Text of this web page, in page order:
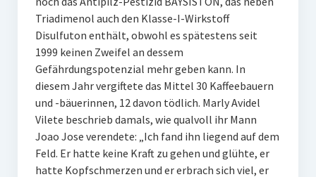
Triadimenol auch den Klasse-I-Wirkstoff
Disulfuton enthält, obwohl es spätestens seit
1999 keinen Zweifel an dessem
Gefährdungspotenzial mehr geben kann. In
diesem Jahr vergiftete das Mittel 30 Kaffeebauern
und -bäuerinnen, 12 davon tödlich. Marly Avidel
Vilete beschrieb damals, wie qualvoll ihr Mann
Joao Jose verendete: „Ich fand ihn liegend auf dem
Feld. Er hatte keine Kraft zu gehen und glühte, er
hatte Kopfschmerzen und er erbrach sich viel, er